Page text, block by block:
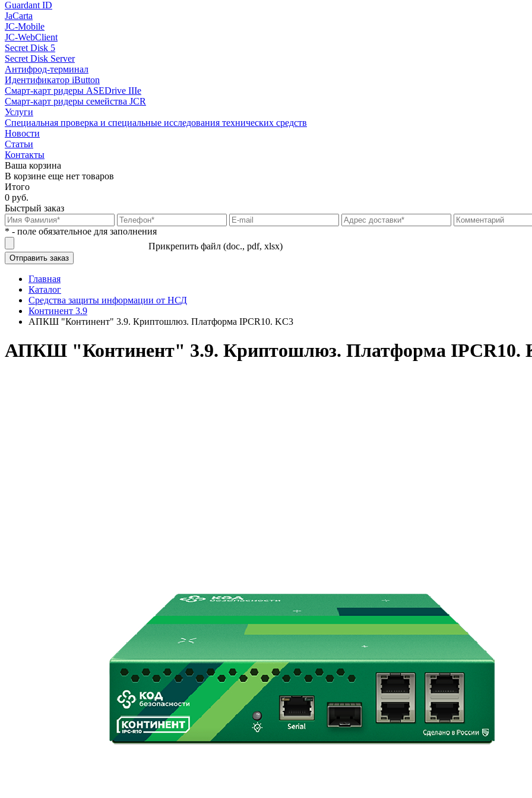
Guardant ID
JaCarta
JC-Mobile
JC-WebClient
Secret Disk 5
Secret Disk Server
Антифрод-терминал
Идентификатор iButton
Смарт-карт ридеры ASEDrive IIIe
Смарт-карт ридеры семейства JCR
Услуги
Специальная проверка и специальные исследования технических средств
Новости
Статьи
Контакты
Ваша корзина
В корзине еще нет товаров
Итого
0 руб.
Быстрый заказ
* - поле обязательное для заполнения
Прикрепить файл (doc., pdf, xlsx)
Главная
Каталог
Средства защиты информации от НСД
Континент 3.9
АПКШ "Континент" 3.9. Криптошлюз. Платформа IPCR10. KC3
АПКШ "Континент" 3.9. Криптошлюз. Платформа IPCR10.